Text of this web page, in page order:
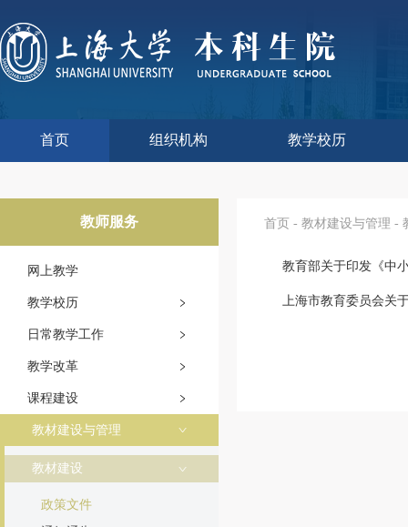
首页 组织机构 教学校历
教师服务
网上教学
教学校历
日常教学工作
教学改革
课程建设
教材建设与管理
教材建设
政策文件
首页 - 教材建设与管理 -
上海市教育委员会关